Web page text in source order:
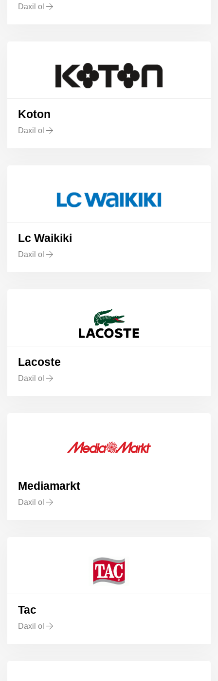
Daxil ol
Koton
Daxil ol
Lc Waikiki
Daxil ol
Lacoste
Daxil ol
Mediamarkt
Daxil ol
Tac
Daxil ol